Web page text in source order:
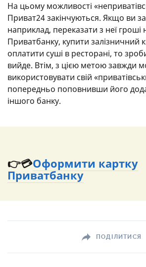
На цьому можливості
Приват24 закінчуються. Якщо ви
наприклад, переказати з неї гроші
Приватбанку, купити залізничний
оплатити суші в ресторані, то
вийде. Втім, з цією метою завжди
використовувати свій
попередньо поповнивши його
іншого банку.
👉💳Оформити картку
Приватбанку
ПОДІЛИТИСЯ